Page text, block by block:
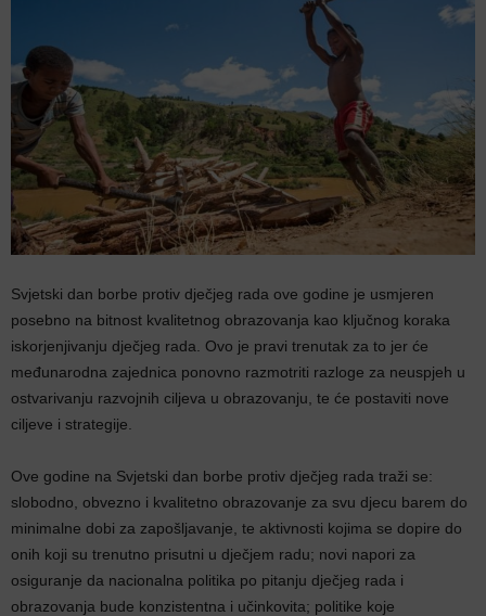
Svjetski dan borbe protiv dječjeg rada ove godine je usmjeren
posebno na bitnost kvalitetnog obrazovanja kao ključnog koraka
iskorjenjivanju dječjeg rada. Ovo je pravi trenutak za to jer će
međunarodna zajednica ponovno razmotriti razloge za neuspjeh u
ostvarivanju razvojnih ciljeva u obrazovanju, te će postaviti nove
ciljeve i strategije.
Ove godine na Svjetski dan borbe protiv dječjeg rada traži se:
slobodno, obvezno i kvalitetno obrazovanje za svu djecu barem do
minimalne dobi za zapošljavanje, te aktivnosti kojima se dopire do
onih koji su trenutno prisutni u dječjem radu; novi napori za
osiguranje da nacionalna politika po pitanju dječjeg rada i
obrazovanja bude konzistentna i učinkovita; politike koje